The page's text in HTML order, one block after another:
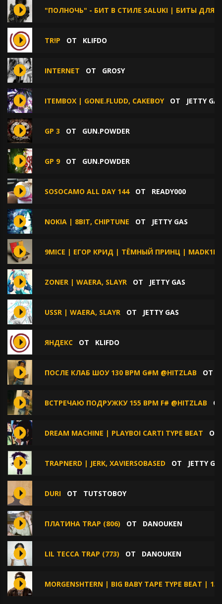
"ПОЛНОЧЬ" - БИТ В СТИЛЕ SALUKI | БИТЫ ДЛЯ
TR!P ОТ KLIFDO
INTERNET ОТ GROSY
ITEMBOX | GONE.FLUDD, CAKEBOYОТ JETTY GAS
GP 3 ОТ GUN.POWDER
GP 9 ОТ GUN.POWDER
SOSOCAMO ALL DAY 144ОТ READY000
NOKIA | 8BIT, CHIPTUNE ОТ JETTY GAS
9MICE | ЕГОР КРИД | ТЁМНЫЙ ПРИНЦ | MADK1D
ZONER | WAERA, SLAYR ОТ JETTY GAS
USSR | WAERA, SLAYR ОТ JETTY GAS
ЯНДЕКС ОТ KLIFDO
ПОСЛЕ КЛАБ ШОУ 130 BPM G#M @HITZLAB ОТ
ВСТРЕЧАЮ ПОДРУЖКУ 155 BPM F# @HITZLAB
DREAM MACHINE | PLAYBOI CARTI TYPE BEAT
TRAPNERD | JERK, XAVIERSOBASED ОТ JETTY
DURI ОТ TUTSTOBOY
ПЛАТИНА TRAP (806) ОТ DANOUKEN
LIL TECCA TRAP (773) ОТ DANOUKEN
MORGENSHTERN | BIG BABY TAPE TYPE BEAT |